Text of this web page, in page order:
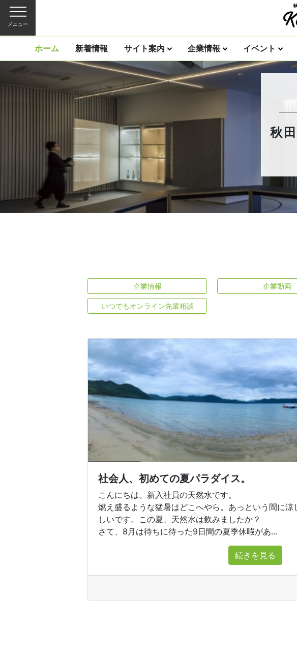
メニュー
ホーム 新着情報 サイト案内 企業情報 イベント
秋
企業情報 企業動画
いつでもオンライン先輩相談
社会人、初めての夏パラダイス。
こんにちは。新入社員の天然水です。
燃え盛るような猛暑はどこへやら。あっという間に
しいです。この夏、天然水は飲みましたか？
さて、8月は待ちに待った9日間の夏季休暇があ...
続きを見る